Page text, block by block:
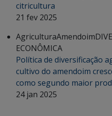
citricultura
21 fev 2025
AgriculturaAmendoim
ECONÔMICA
Política de diversificação
cultivo do amendoim
como segundo maior
24 jan 2025